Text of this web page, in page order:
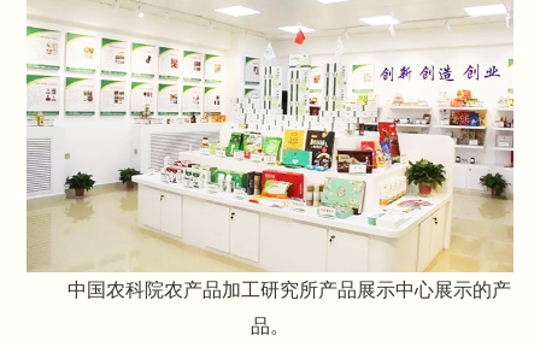
中国农科院农产品加工研究所产品展示中心展示的产
品。